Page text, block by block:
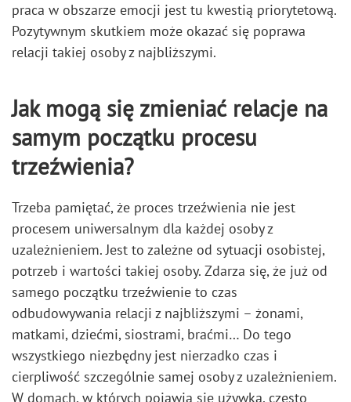
praca w obszarze emocji jest tu kwestią priorytetową.
Pozytywnym skutkiem może okazać się poprawa
relacji takiej osoby z najbliższymi.
Jak mogą się zmieniać relacje na
samym początku procesu
trzeźwienia?
Trzeba pamiętać, że proces trzeźwienia nie jest
procesem uniwersalnym dla każdej osoby z
uzależnieniem. Jest to zależne od sytuacji osobistej,
potrzeb i wartości takiej osoby. Zdarza się, że już od
samego początku trzeźwienie to czas
odbudowywania relacji z najbliższymi – żonami,
matkami, dziećmi, siostrami, braćmi… Do tego
wszystkiego niezbędny jest nierzadko czas i
cierpliwość szczególnie samej osoby z uzależnieniem.
W domach, w których pojawia się używka, często